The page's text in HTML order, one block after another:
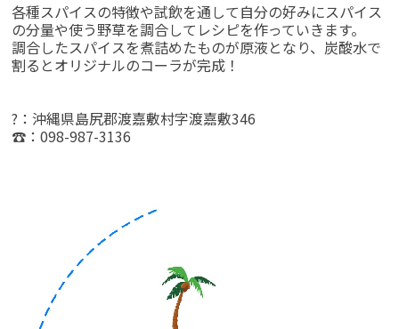
各種スパイスの特徴や試飲を通して自分の好みにスパイス
の分量や使う野草を調合してレシピを作っていきます。
調合したスパイスを煮詰めたものが原液となり、炭酸水で
割るとオリジナルのコーラが完成！
?：沖縄県島尻郡渡嘉敷村字渡嘉敷346
☎：098-987-3136